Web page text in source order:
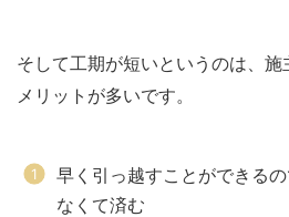
そして工期が短いというのは、
メリットが多いです。
早く引っ越すことができる
なくて済む